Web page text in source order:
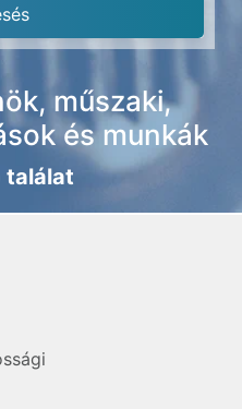
műszaki,
és munkák
találat